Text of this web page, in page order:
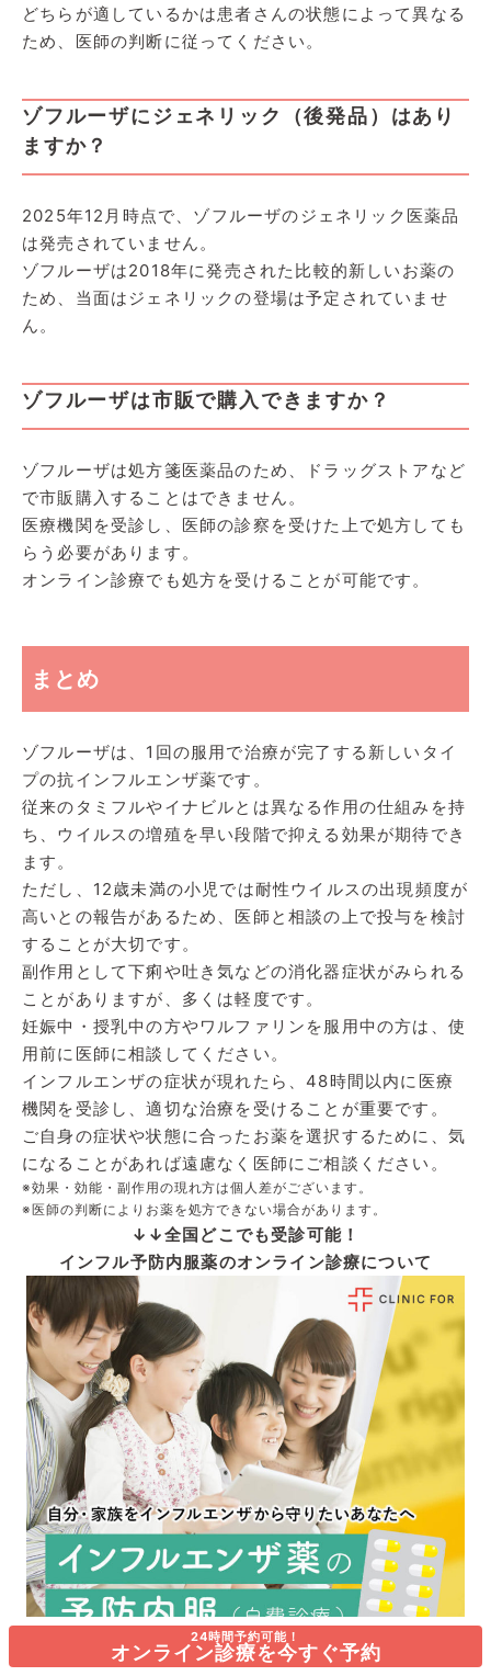
24時間予約可能！
オンライン診療を今すぐ予約
どちらが適しているかは患者さんの状態によって異なる
ため、医師の判断に従ってください。
ゾフルーザにジェネリック（後発品）はあり
ますか？
2025年12月時点で、ゾフルーザのジェネリック医薬品
は発売されていません。
ゾフルーザは2018年に発売された比較的新しいお薬の
ため、当面はジェネリックの登場は予定されていませ
ん。
ゾフルーザは市販で購入できますか？
ゾフルーザは処方箋医薬品のため、ドラッグストアなど
で市販購入することはできません。
医療機関を受診し、医師の診察を受けた上で処方しても
らう必要があります。
オンライン診療でも処方を受けることが可能です。
まとめ
ゾフルーザは、1回の服用で治療が完了する新しいタイ
プの抗インフルエンザ薬です。
従来のタミフルやイナビルとは異なる作用の仕組みを持
ち、ウイルスの増殖を早い段階で抑える効果が期待でき
ます。
ただし、12歳未満の小児では耐性ウイルスの出現頻度が
高いとの報告があるため、医師と相談の上で投与を検討
することが大切です。
副作用として下痢や吐き気などの消化器症状がみられる
ことがありますが、多くは軽度です。
妊娠中・授乳中の方やワルファリンを服用中の方は、使
用前に医師に相談してください。
インフルエンザの症状が現れたら、48時間以内に医療
機関を受診し、適切な治療を受けることが重要です。
ご自身の症状や状態に合ったお薬を選択するために、気
になることがあれば遠慮なく医師にご相談ください。
※効果・効能・副作用の現れ方は個人差がございます。
※医師の判断によりお薬を処方できない場合があります。
↓↓全国どこでも受診可能！
インフル予防内服薬のオンライン診療について